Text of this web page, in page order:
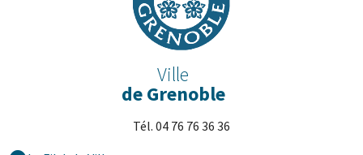
Ville
de Grenoble
Tél. 04 76 76 36 36